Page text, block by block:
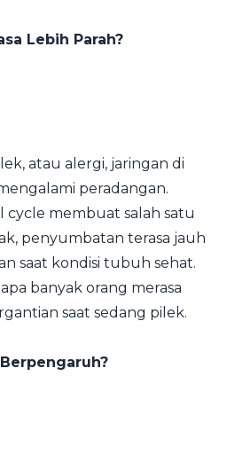
Lebih Parah?
atau alergi, jaringan di
peradangan.
cycle membuat salah satu
penyumbatan terasa jauh
saat kondisi tubuh sehat.
banyak orang merasa
saat sedang pilek.